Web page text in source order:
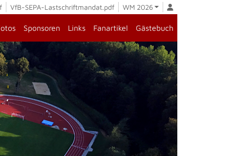
VfB-SEPA-Lastschriftmandat.pdf WM 2026
Sponsoren Links Fanartikel Gästebuch